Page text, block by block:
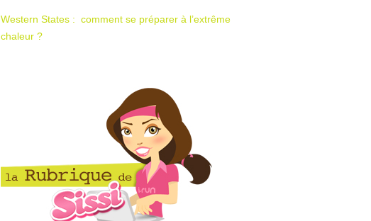
Western States : comment se préparer à l’extrême
chaleur ?